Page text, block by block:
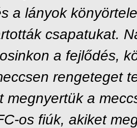
a lányok
csapatukat.
a fejlődés,
rengeteget
megnyertük a
os fiúk, akiket